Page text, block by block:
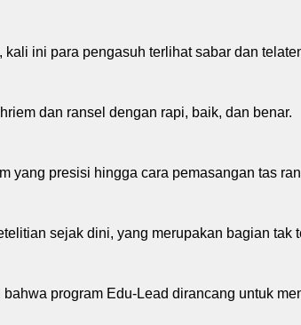
ini para pengasuh terlihat sabar dan
dan ransel dengan rapi, baik, dan benar.
yang presisi hingga cara pemasangan tas
sejak dini, yang merupakan bagian tak
program Edu-Lead dirancang untuk